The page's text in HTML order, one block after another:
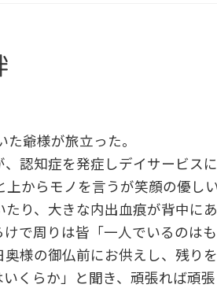
爺様が旅立った。
認知症を発症しデイサービス
からモノを言うが笑顔の優し
り、大きな内出血痕が背中に
で周りは皆「一人でいるのは
様の御仏前にお供えし、残り
くらか」と聞き、頑張れば頑